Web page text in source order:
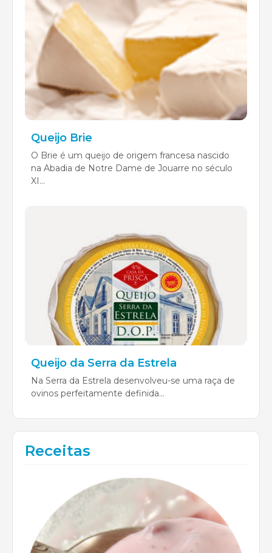
Queijo Brie
O Brie é um queijo de origem francesa nascido
na Abadia de Notre Dame de Jouarre no século
XI...
Queijo da Serra da Estrela
Na Serra da Estrela desenvolveu-se uma raça de
ovinos perfeitamente definida...
Receitas